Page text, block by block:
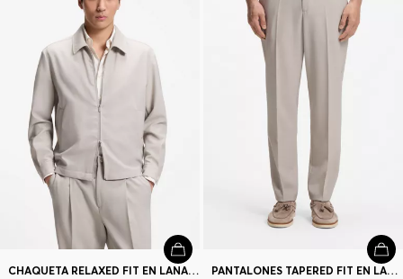
CHAQUETA RELAXED FIT EN LANA VIRGEN ESTAMPADA CON CREMALLERA PANTALONES TAPERED FIT EN LANA VIRGEN MICROESTAMPADA